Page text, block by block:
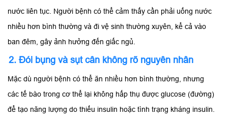
nước liên tục. Người bệnh có thể cảm thấy cần phải uống nước
nhiều hơn bình thường và đi vệ sinh thường xuyên, kể cả vào
ban đêm, gây ảnh hưởng đến giấc ngủ.
2. Đói bụng và sụt cân không rõ nguyên nhân
Mặc dù người bệnh có thể ăn nhiều hơn bình thường, nhưng
các tế bào trong cơ thể lại không hấp thụ được glucose (đường)
để tạo năng lượng do thiếu insulin hoặc tình trạng kháng insulin.